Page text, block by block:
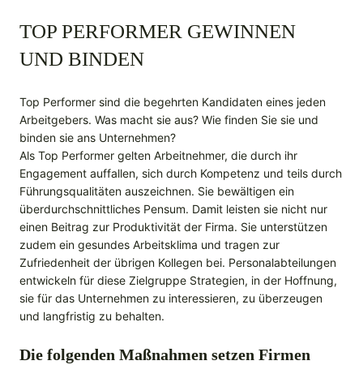
TOP PERFORMER GEWINNEN
UND BINDEN
Top Performer sind die begehrten Kandidaten eines jeden
Arbeitgebers. Was macht sie aus? Wie finden Sie sie und
binden sie ans Unternehmen?
Als Top Performer gelten Arbeitnehmer, die durch ihr
Engagement auffallen, sich durch Kompetenz und teils durch
Führungsqualitäten auszeichnen. Sie bewältigen ein
überdurchschnittliches Pensum. Damit leisten sie nicht nur
einen Beitrag zur Produktivität der Firma. Sie unterstützen
zudem ein gesundes Arbeitsklima und tragen zur
Zufriedenheit der übrigen Kollegen bei. Personalabteilungen
entwickeln für diese Zielgruppe Strategien, in der Hoffnung,
sie für das Unternehmen zu interessieren, zu überzeugen
und langfristig zu behalten.
Die folgenden Maßnahmen setzen Firmen